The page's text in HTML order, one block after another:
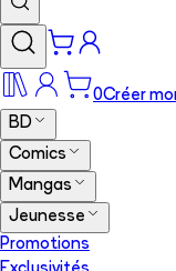
0Créer
BD
Comics
Mangas
Jeunesse
Promotions